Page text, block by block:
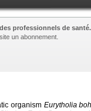
professionnels de santé.
un abonnement.
organism Eurytholia